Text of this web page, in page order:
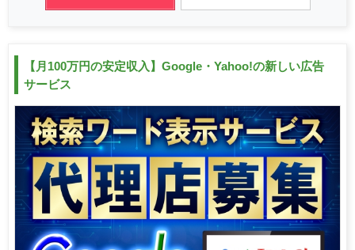
【月100万円の安定収入】Google・Yahoo!の新しい広告
サービス